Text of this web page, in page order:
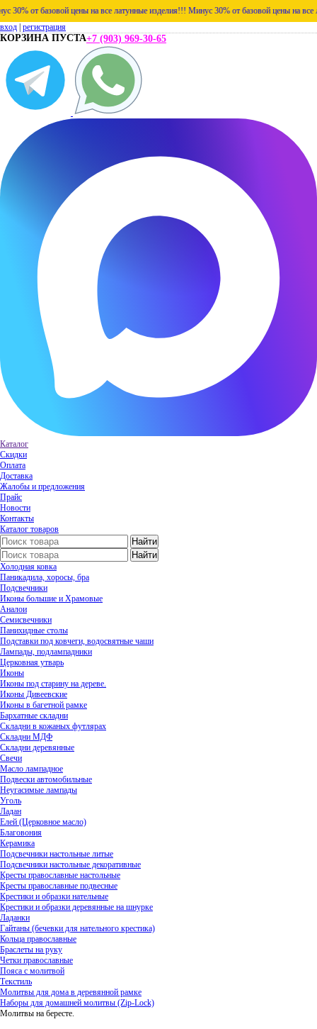
от базовой цены на все латунные изделия!!! Минус 30% от базовой цены на все
вход регистрация
КОРЗИНА ПУСТА+7 (903) 969-30-65
Каталог
Скидки
Оплата
Доставка
Жалобы и предложения
Прайс
Новости
Контакты
Каталог товаров
Холодная ковка
Паникадила, хоросы, бра
Подсвечники
Иконы большие и Храмовые
Аналои
Семисвечники
Панихидные столы
Подставки под ковчеги, водосвятные чаши
Лампады, подлампадники
Церковная утварь
Иконы
Иконы под старину на дереве.
Иконы Дивеевские
Иконы в багетной рамке
Бархатные складни
Складни в кожаных футлярах
Складни МДФ
Складни деревянные
Свечи
Масло лампадное
Подвески автомобильные
Неугасимые лампады
Уголь
Ладан
Елей (Церковное масло)
Благовония
Керамика
Подсвечники настольные литые
Подсвечники настольные декоративные
Кресты православные настольные
Кресты православные подвесные
Крестики и образки нательные
Крестики и образки деревянные на шнурке
Ладанки
Гайтаны (бечевки для нательного крестика)
Кольца православные
Браслеты на руку
Четки православные
Пояса с молитвой
Текстиль
Молитвы для дома в деревянной рамке
Наборы для домашней молитвы (Zip-Lock)
Молитвы на бересте.